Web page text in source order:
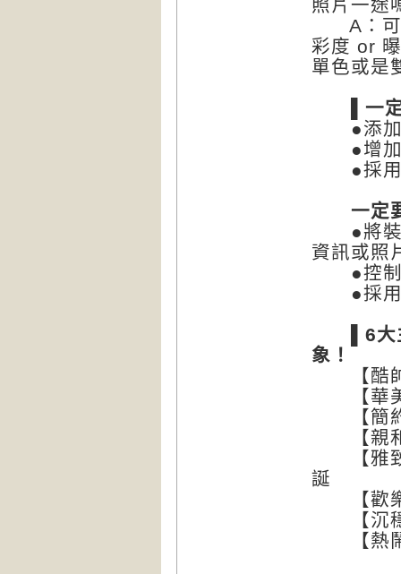
照片一途
A：可
彩度 or
單色或是
▌一定
●添加
●增加
●採用
一定要
●將裝
資訊或照
●控制
●採用
▌6大主
象！
【酷帥
【華美
【簡約
【親和
【雅致
誕
【歡樂
【沉穩
【熱鬧